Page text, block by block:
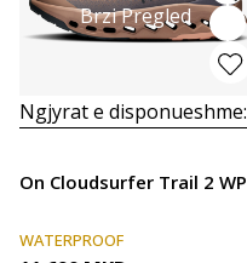
Brzi Pregled
Ngjyrat e disponueshme:
On Cloudsurfer Trail 2 WP
WATERPROOF